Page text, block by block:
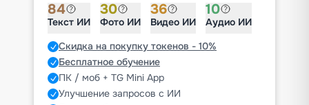
84
Текст ИИ
30
Фото ИИ
36
Видео ИИ
10
Аудио ИИ
Скидка на покупку токенов - 10%
Бесплатное обучение
ПК / моб + TG Mini App
Улучшение запросов с ИИ